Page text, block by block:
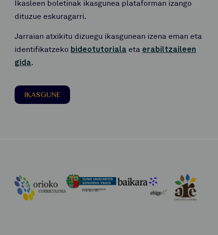
Ikasleen boletinak ikasgunea plataforman izango
dituzue eskuragarri.
Jarraian atxikitu dizuegu ikasgunean izena eman eta
identifikatzeko bideotutoriala eta erabiltzaileen
gida.
IKASGUNE